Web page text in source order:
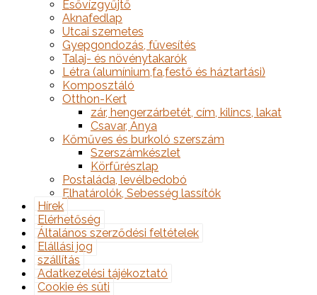
Esővízgyűjtő
Aknafedlap
Utcai szemetes
Gyepgondozás, füvesítés
Talaj- és növénytakarók
Létra (alumínium,fa,festő és háztartási)
Komposztáló
Otthon-Kert
zár, hengerzárbetét, cím, kilincs, lakat
Csavar, Anya
Kőműves és burkoló szerszám
Szerszámkészlet
Körfűrészlap
Postaláda, levélbedobó
Elhatárolók, Sebesség lassítók
Hírek
Elérhetőség
Általános szerződési feltételek
Elállási jog
szállítás
Adatkezelési tájékoztató
Cookie és süti